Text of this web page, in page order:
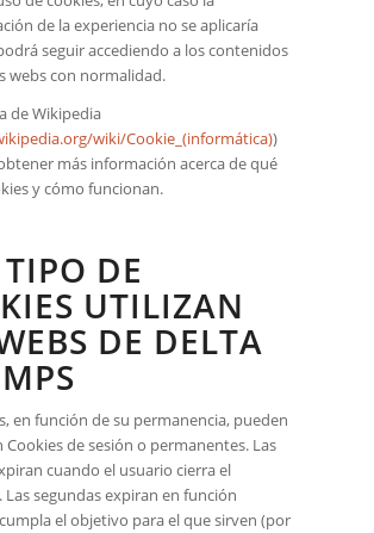
de la experiencia no se aplicaría
seguir accediendo a los contenidos
webs con normalidad.
de Wikipedia
wiki/Cookie_(informática))
más información acerca de qué
y cómo funcionan.
DE
UTILIZAN
DE DELTA
en función de su permanencia, pueden
Cookies de sesión o permanentes. Las
cuando el usuario cierra el
Las segundas expiran en función
el objetivo para el que sirven (por